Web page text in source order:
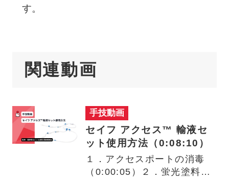
す。
関連動画
手技動画
セイフ アクセス™ 輸液セ
ット使用方法（0:08:10）
１．アクセスポートの消毒
（0:00:05）２．蛍光塗料を